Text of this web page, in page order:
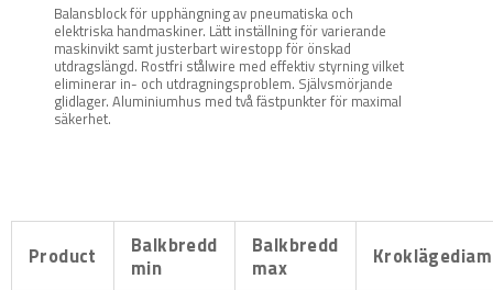
Balansblock för upphängning av pneumatiska och
elektriska handmaskiner. Lätt inställning för varierande
maskinvikt samt justerbart wirestopp för önskad
utdragslängd. Rostfri stålwire med effektiv styrning vilket
eliminerar in- och utdragningsproblem. Självsmörjande
glidlager. Aluminiumhus med två fästpunkter för maximal
säkerhet.
Product
Balkbredd
min
Balkbredd
max